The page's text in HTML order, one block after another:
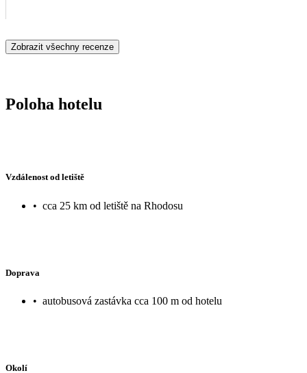
Zobrazit všechny recenze
Poloha hotelu
Vzdálenost od letiště
• cca 25 km od letiště na Rhodosu
Doprava
• autobusová zastávka cca 100 m od hotelu
Okolí